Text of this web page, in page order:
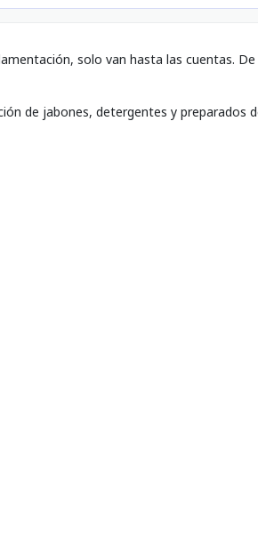
solo van hasta las cuentas.
de jabones, detergentes y